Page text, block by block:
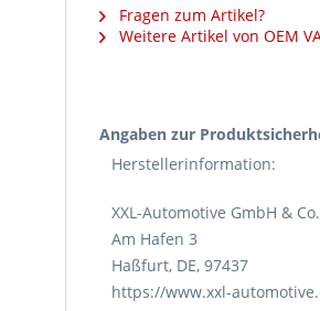
Fragen zum Artikel?
Weitere Artikel von OEM
Angaben zur
Herstellerinformation:
XXL-Automotive GmbH &
Am Hafen 3
Haßfurt, DE, 97437
https://www.xxl-